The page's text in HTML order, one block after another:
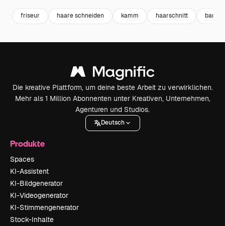
friseur haare schneiden kamm haarschnitt barber
Die kreative Plattform, um deine beste Arbeit zu verwirklichen.
Mehr als 1 Million Abonnenten unter Kreativen, Unternehmen,
Agenturen und Studios.
Deutsch
Produkte
Spaces
KI-Assistent
KI-Bildgenerator
KI-Videogenerator
KI-Stimmengenerator
Stock-Inhalte